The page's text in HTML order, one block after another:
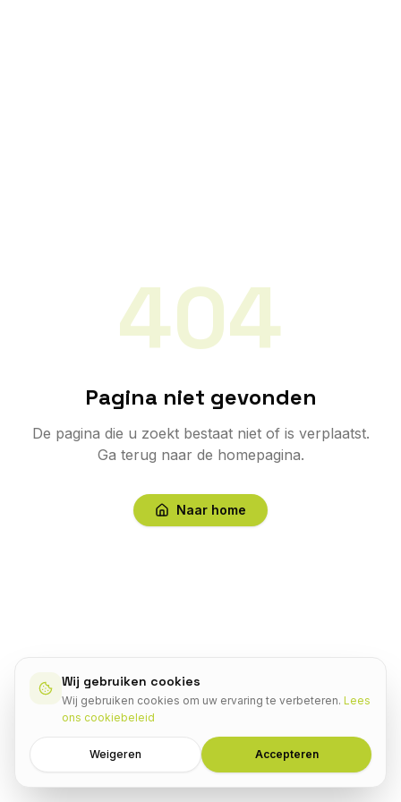
Wij gebruiken cookies
Wij gebruiken cookies om uw ervaring te verbeteren. Lees
ons cookiebeleid
Weigeren Accepteren
404
Pagina niet gevonden
De pagina die u zoekt bestaat niet of is verplaatst.
Ga terug naar de homepagina.
Naar home